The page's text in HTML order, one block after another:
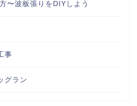
〜波板張りをDIYしよう
事
グラン